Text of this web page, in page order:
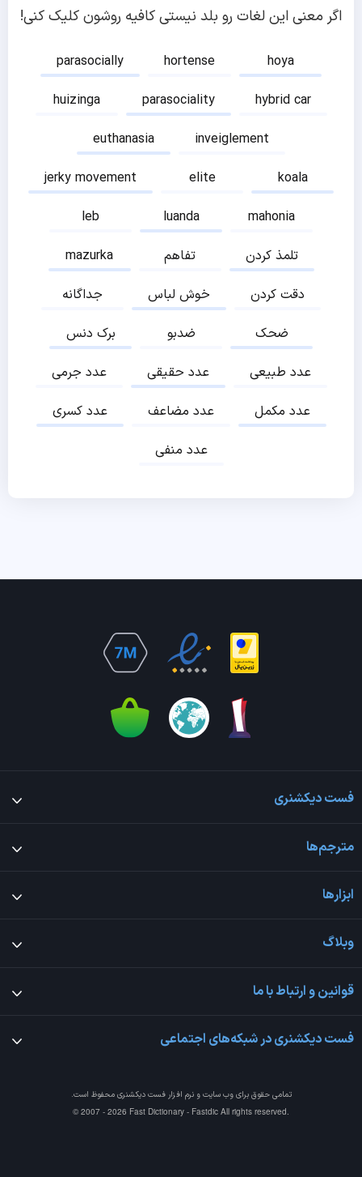
اگر معنی این لغات رو بلد نیستی کافیه روشون کلیک کنی!
parasocially hortense
hoya
huizinga
parasociality
hybrid car
euthanasia
inveiglement
jerky movement
elite
koala
leb
luanda
mahonia
mazurka
تفاهم
تلمذ کردن
جداگانه
خوش لباس
دقت کردن
برک دنس
ضدبو
ضحک
عدد جرمی
عدد حقیقی
عدد طبیعی
عدد کسری
عدد مضاعف
عدد مکمل
عدد منفی
فست دیکشنری
مترجم‌ها
ابزارها
وبلاگ
قوانین و ارتباط با ما
فست دیکشنری در شبکه‌های اجتماعی
تمامی حقوق برای وب سایت و نرم افزارفست دیکشنری محفوظ است.
© 2007 - 2026 Fast Dictionary - Fastdic All rights reserved.